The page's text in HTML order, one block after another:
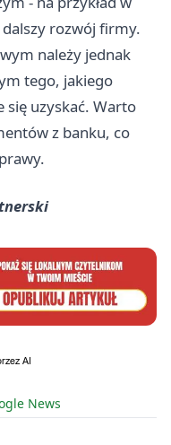
rozwój firmy.
należy jednak
tego, jakiego
uzyskać. Warto
z banku, co
News